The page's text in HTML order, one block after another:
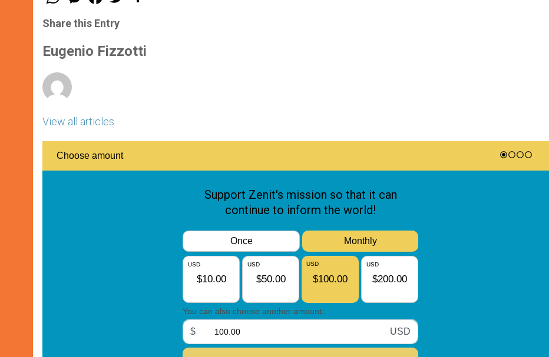
t
s
p
p
s
e
g
e
e
b
o
k
r
Share this Entry
Eugenio Fizzotti
View all articles